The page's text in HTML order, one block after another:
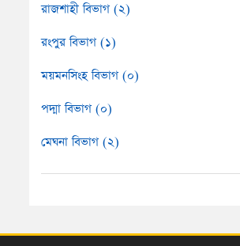
রাজশাহী বিভাগ (২)
রংপুর বিভাগ (১)
ময়মনসিংহ বিভাগ (০)
পদ্মা বিভাগ (০)
মেঘনা বিভাগ (২)